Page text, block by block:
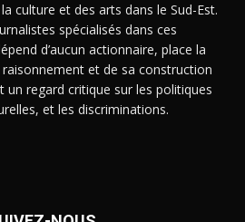
culture et des arts dans le Sud-Est.
spécialisés dans ces
d’aucun actionnaire, place la
et de sa construction
regard critique sur les politiques
et les discriminations.